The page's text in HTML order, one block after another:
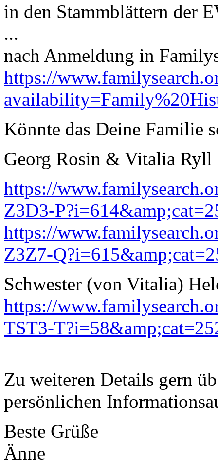
in den Stammblättern der
...
nach Anmeldung in
https://
Könnte das Deine Familie
Georg Rosin & Vitalia Ryll
https://
Z3D3-
https://
Z3Z7-
Schwester (von Vitalia)
https://
TST3-
Zu weiteren Details gern
persönlichen
Beste Grüße
Änne